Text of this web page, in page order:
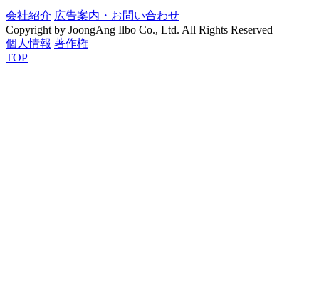
会社紹介 広告案内・お問い合わせ
Copyright by JoongAng Ilbo Co., Ltd. All Rights Reserved
個人情報 著作権
TOP